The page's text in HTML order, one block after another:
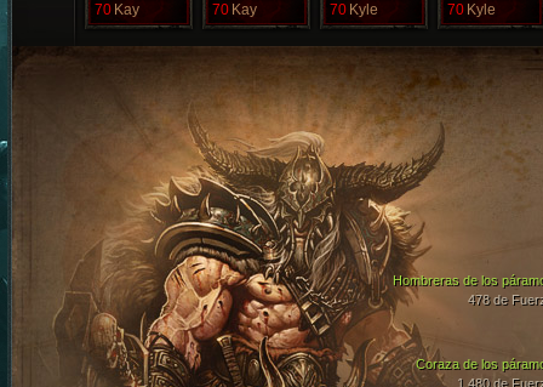
70 Kay 70 Kay 70 Kyle 70 Kyle
Coraza de los
1,480 de
Hombreras de los
478 de